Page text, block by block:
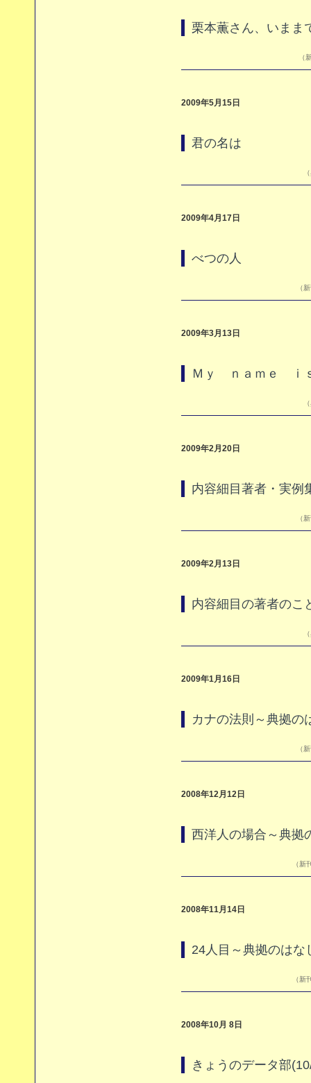
栗本薫さん、いまま
（
2009年5月15日
君の名は
2009年4月17日
べつの人
（
2009年3月13日
Ｍｙ ｎａｍｅ ｉ
2009年2月20日
内容細目著者・実例
（
2009年2月13日
内容細目の著者の
2009年1月16日
カナの法則～典拠の
（
2008年12月12日
西洋人の場合～典拠
（
2008年11月14日
24人目～典拠のはな
（
2008年10月 8日
きょうのデータ部